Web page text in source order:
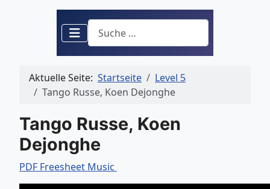
Suchen
Aktuelle Seite: Startseite
Level 5
Tango Russe, Koen Dejonghe
Tango Russe, Koen
Dejonghe
PDF Freesheet Music